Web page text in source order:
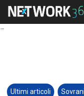
Ultimi articoli